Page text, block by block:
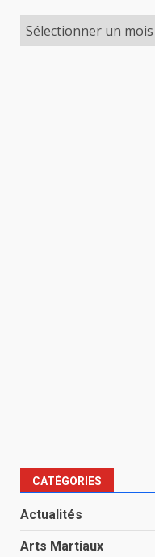
CATÉGORIES
Actualités
Arts Martiaux